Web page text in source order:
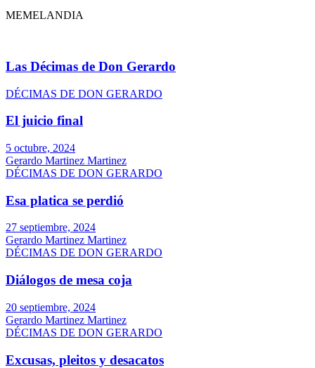
MEMELANDIA
Las Décimas de Don Gerardo
DÉCIMAS DE DON GERARDO
El juicio final
5 octubre, 2024
Gerardo Martinez Martinez
DÉCIMAS DE DON GERARDO
Esa platica se perdió
27 septiembre, 2024
Gerardo Martinez Martinez
DÉCIMAS DE DON GERARDO
Diálogos de mesa coja
20 septiembre, 2024
Gerardo Martinez Martinez
DÉCIMAS DE DON GERARDO
Excusas, pleitos y desacatos